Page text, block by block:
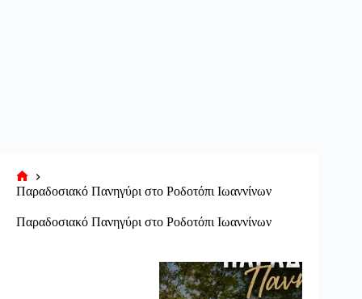
Αρχική
Παραδοσιακό Πανηγύρι στο Ροδοτόπι Ιωαννίνων
Παραδοσιακό Πανηγύρι στο Ροδοτόπι Ιωαννίνων